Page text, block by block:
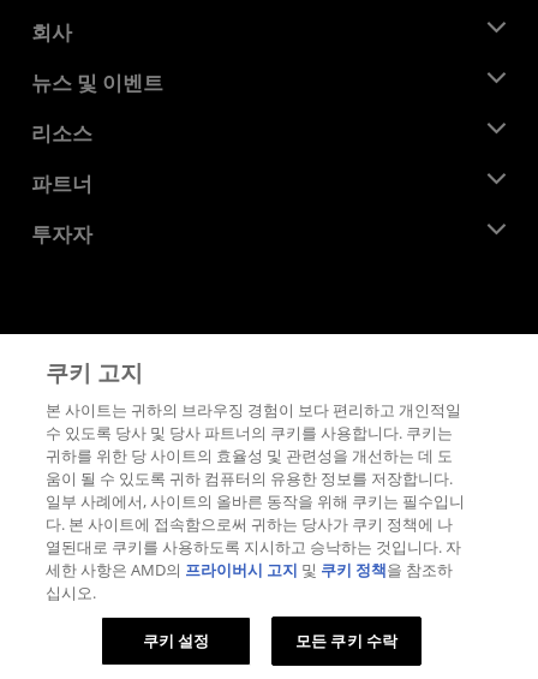
회사
AMD 소개
기업의 사회적 책임
채용
문의하기
뉴스 및 이벤트
뉴스룸
미디어 라이브러리
리소스
개발자 센트럴
사례 연구
파트너
AMD 파트너 허브
투자자
이사위원회
거버넌스 문서
SEC 신고서
상표
공급망 투명성
공정 및 공개 경쟁
영국 세금 전략
쿠키 정책
쿠키 설정
쿠키 고지
본 사이트는 귀하의 브라우징 경험이 보다 편리하고 개인적일
수 있도록 당사 및 당사 파트너의 쿠키를 사용합니다. 쿠키는
귀하를 위한 당 사이트의 효율성 및 관련성을 개선하는 데 도
움이 될 수 있도록 귀하 컴퓨터의 유용한 정보를 저장합니다.
일부 사례에서, 사이트의 올바른 동작을 위해 쿠키는 필수입니
다. 본 사이트에 접속함으로써 귀하는 당사가 쿠키 정책에 나
열된대로 쿠키를 사용하도록 지시하고 승낙하는 것입니다. 자
세한 사항은 AMD의 프라이버시 고지 및 쿠키 정책을 참조하
십시오.
쿠키 설정 모든 쿠키 수락